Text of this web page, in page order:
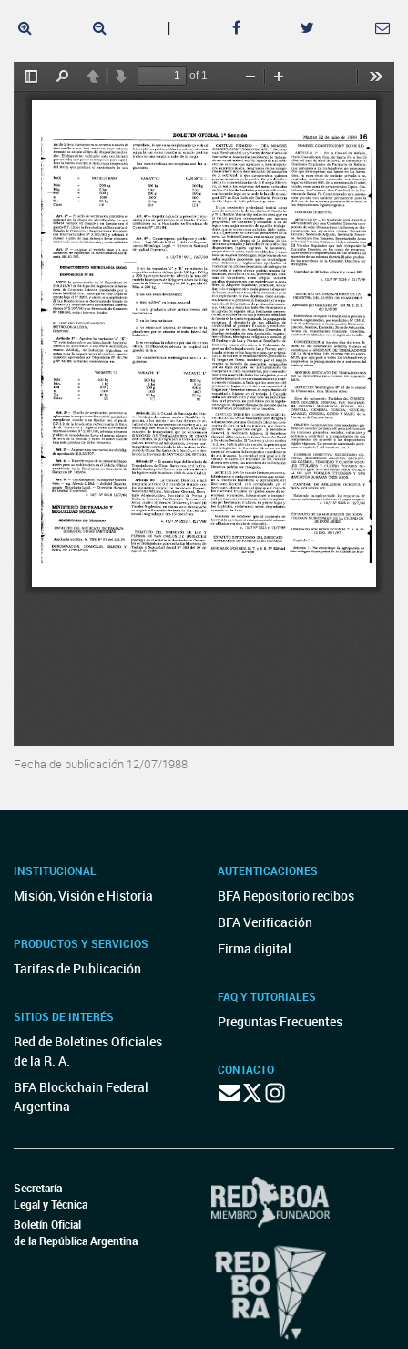
|
Fecha de publicación 12/07/1988
INSTITUCIONAL
Misión, Visión e Historia
PRODUCTOS Y SERVICIOS
Tarifas de Publicación
SITIOS DE INTERÉS
Red de Boletines Oficiales
de la R. A.
BFA Blockchain Federal
Argentina
AUTENTICACIONES
BFA Repositorio recibos
BFA Verificación
Firma digital
FAQ Y TUTORIALES
Preguntas Frecuentes
CONTACTO
Secretaría
Legal y Técnica
Boletín Oficial
de la República Argentina